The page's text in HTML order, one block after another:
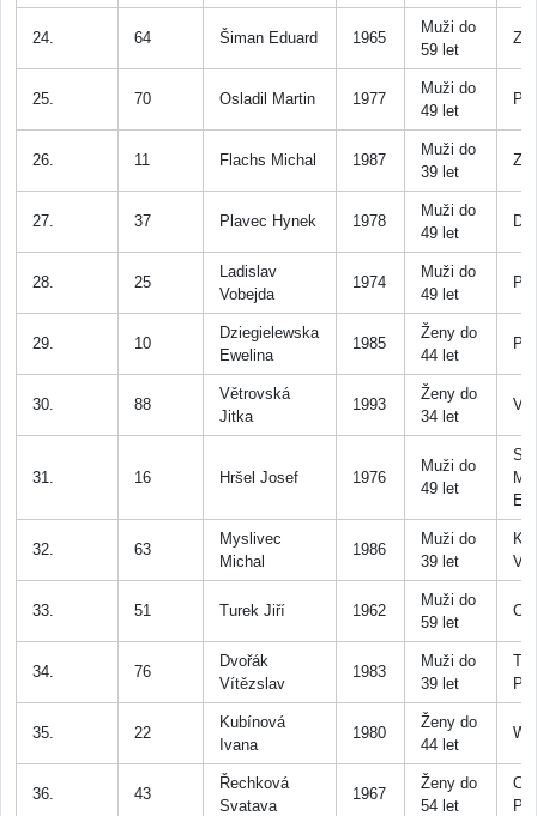
24. 64 Šiman Eduard 1965
Muži do
59 let
25. 70 Osladil Martin 1977
Muži do
49 let
PL
26. 11 Flachs Michal 1987
Muži do
39 let
27. 37 Plavec Hynek 1978
Muži do
49 let
D.
28. 25
Ladislav
Vobejda
1974
Muži do
49 let
29. 10
Dziegielewska
Ewelina
1985
Ženy do
44 let
30. 88
Větrovská
Jitka
1993
Ženy do
34 let
31. 16 Hršel Josef 1976
Muži do
49 let
SK
32. 63
Myslivec
Michal
1986
Muži do
39 let
33. 51 Turek Jiří 1962
Muži do
59 let
34. 76
Dvořák
Vítězslav
1983
Muži do
39 let
35. 22
Kubínová
Ivana
1980
Ženy do
44 let
36. 43
Řechková
Svatava
1967
Ženy do
54 let